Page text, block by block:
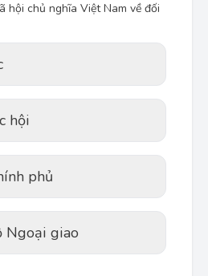
hội chủ nghĩa Việt Nam về đối
hội
phủ
Ngoại giao